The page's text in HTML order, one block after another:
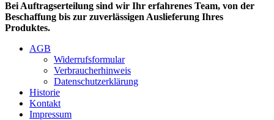
Bei Auftragserteilung sind wir Ihr erfahrenes Team, von der
Beschaffung bis zur zuverlässigen Auslieferung Ihres
Produktes.
AGB
Widerrufsformular
Verbraucherhinweis
Datenschutzerklärung
Historie
Kontakt
Impressum